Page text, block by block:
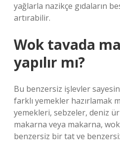
yağlarla nazikçe gıdaların
artırabilir.
Wok tavada
yapılır mı?
Bu benzersiz işlevler
farklı yemekler hazırlamak
yemekleri, sebzeler, deniz
makarna veya makarna,
benzersiz bir tat ve